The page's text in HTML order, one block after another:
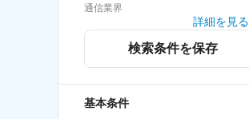
通信業界
詳細を見る
検索条件を保存
基本条件